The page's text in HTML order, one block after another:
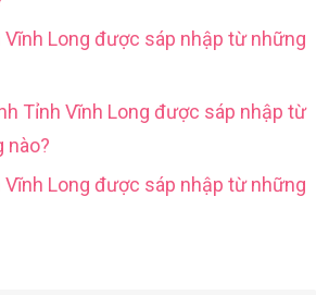
Vĩnh Long được sáp nhập từ những
Tỉnh Vĩnh Long được sáp nhập từ
nào?
Vĩnh Long được sáp nhập từ những